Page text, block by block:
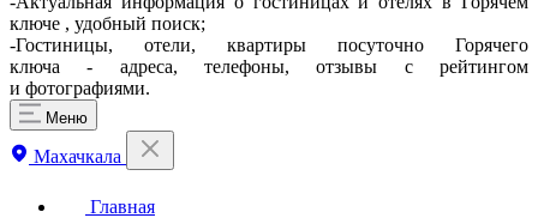
ключе , удобный поиск;
-Гостиницы, отели, квартиры посуточно Горячего
ключа - адреса, телефоны, отзывы с рейтингом
и фотографиями.
Меню
Махачкала
Главная